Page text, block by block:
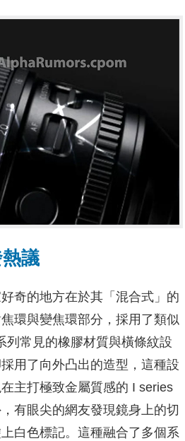
議
奇的地方在於其「混合式」的
環與變焦環部分，採用了類似
列常見的橡膠材質與橫條紋設
用了向外凸出的造型，這種設
主打極致金屬質感的 I series
有眼尖的網友發現鏡身上的切
白色標記。這種融合了多個系